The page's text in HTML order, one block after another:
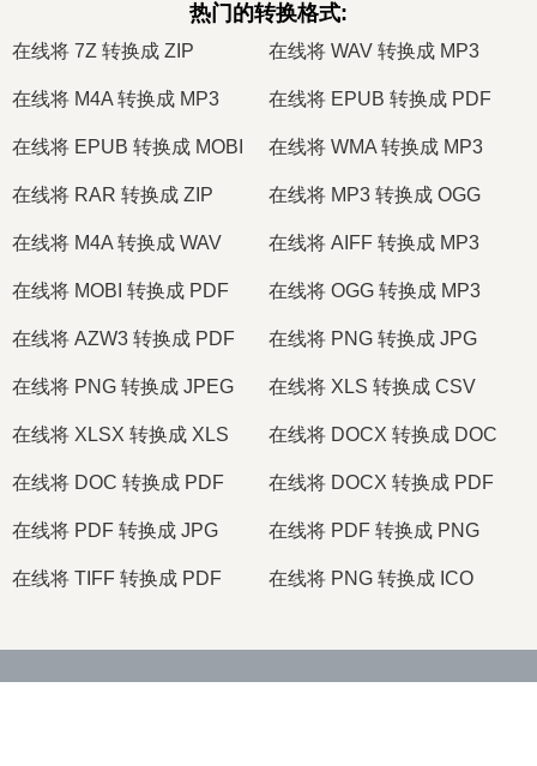
热门的转换格式:
在线将 7Z 转换成 ZIP 在线将 WAV 转换成 MP3
在线将 M4A 转换成 MP3 在线将 EPUB 转换成 PDF
在线将 EPUB 转换成 MOBI 在线将 WMA 转换成 MP3
在线将 RAR 转换成 ZIP 在线将 MP3 转换成 OGG
在线将 M4A 转换成 WAV 在线将 AIFF 转换成 MP3
在线将 MOBI 转换成 PDF 在线将 OGG 转换成 MP3
在线将 AZW3 转换成 PDF 在线将 PNG 转换成 JPG
在线将 PNG 转换成 JPEG 在线将 XLS 转换成 CSV
在线将 XLSX 转换成 XLS 在线将 DOCX 转换成 DOC
在线将 DOC 转换成 PDF 在线将 DOCX 转换成 PDF
在线将 PDF 转换成 JPG 在线将 PDF 转换成 PNG
在线将 TIFF 转换成 PDF 在线将 PNG 转换成 ICO